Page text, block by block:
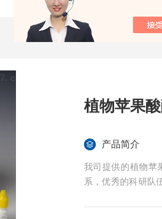
植物苹果
产品简介
我司提供的植物苹
系，优秀的科研队